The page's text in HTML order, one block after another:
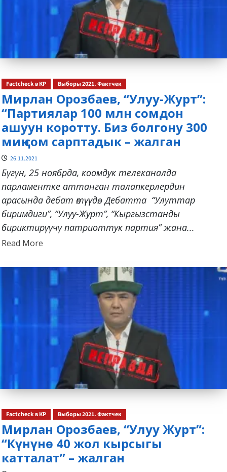
Factcheck в КР Выборы 2021. Фактчек
Мирлан Орозбаев, “Улуу-Журт”:
“Партиялар 100 млн сомдон
ашуун коротту. Биз болгону 300
миң сом сарптадык – жалган
26.11.2021
Бүгүн, 25 ноябрда, коомдук телеканалда
парламентке аттанган талапкерлердин
арасында дебат өтүүдө. Дебатта “Улуттар
биримдиги”, “Улуу-Журт”, “Кыргызстанды
бириктирүүчү патриоттук партия” жана...
Read MoreRead
about
Factcheck в КР Выборы 2021. Фактчек
Мирлан Орозбаев, “Улуу Журт”:
“Күнүнө 40 жол кырсыгы
катталат” – жалган